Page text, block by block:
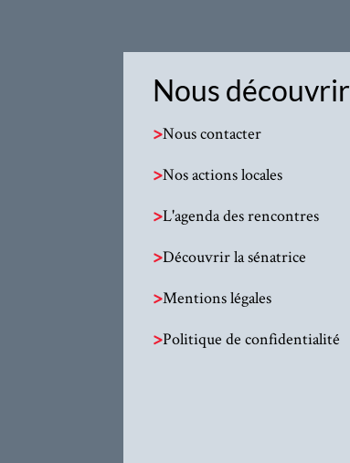
Nous découvrir
>Nous contacter
>Nos actions locales
>L'agenda des rencontres
>Découvrir la sénatrice
>Mentions légales
>Politique de confidentialité